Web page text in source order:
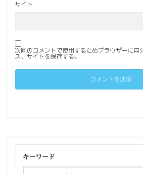
サイト
次回のコメントで使用するためブラウザーに自
ス、サイトを保存する。
キーワード